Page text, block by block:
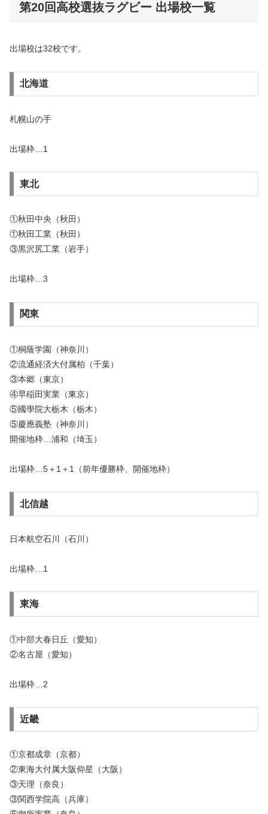
第20回高校選抜ラグビー 出場校一覧
出場校は32校です。
北海道
札幌山の手
出場枠…1
東北
①秋田中央（秋田）
①秋田工業（秋田）
③黒沢尻工業（岩手）
出場枠…3
関東
①桐蔭学園（神奈川）
②流通経済大付属柏（千葉）
③本郷（東京）
④早稲田実業（東京）
⑤國學院大栃木（栃木）
⑤慶應義塾（神奈川）
開催地枠…浦和（埼玉）
出場枠…5＋1＋1（前年優勝枠、開催地枠）
北信越
日本航空石川（石川）
出場枠…1
東海
①中部大春日丘（愛知）
②名古屋（愛知）
出場枠…2
近畿
①京都成章（京都）
②東海大付属大阪仰星（大阪）
③天理（奈良）
③関西学院高（兵庫）